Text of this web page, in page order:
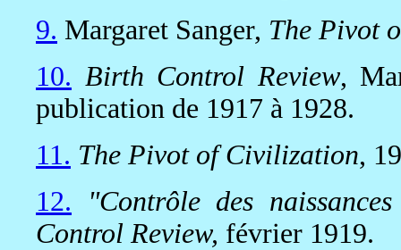
9. Margaret Sanger, The Pivot
10. Birth Control Review,
publication de 1917 à 1928.
11. The Pivot of Civilization,
12.
"Contrôle des
Control Review, février 1919.